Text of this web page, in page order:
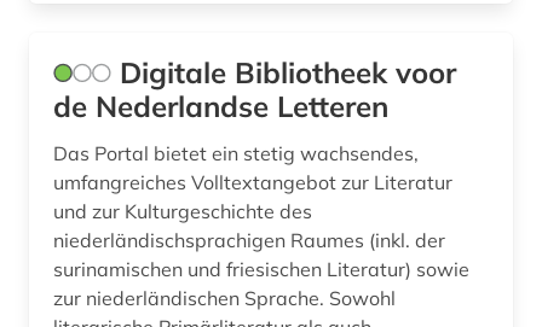
Digitale Bibliotheek voor
de Nederlandse Letteren
Das Portal bietet ein stetig wachsendes,
umfangreiches Volltextangebot zur Literatur
und zur Kulturgeschichte des
niederländischsprachigen Raumes (inkl. der
surinamischen und friesischen Literatur) sowie
zur niederländischen Sprache. Sowohl